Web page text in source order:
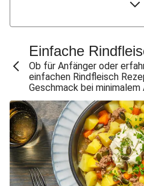
Simmentaler Steak mit
Maxi-Tortelli mit
Glasnudeln mit
BBQ-Rinderfleisch-
Steak mit
Rindersteak mit
Rindersteak mit selbst
Paprika-
BBQ-
Cevapcici!
Einfache
Ob für Anfänger oder
einfachen Rindfleisch
Geschmack bei minimalem